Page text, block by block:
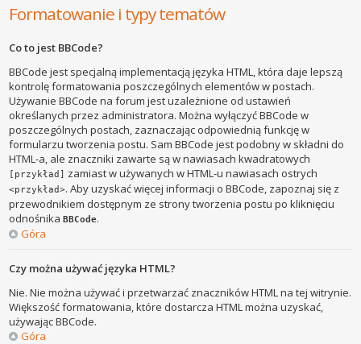
Formatowanie i typy tematów
Co to jest BBCode?
BBCode jest specjalną implementacją języka HTML, która daje lepszą
kontrolę formatowania poszczególnych elementów w postach.
Używanie BBCode na forum jest uzależnione od ustawień
określanych przez administratora. Można wyłączyć BBCode w
poszczególnych postach, zaznaczając odpowiednią funkcję w
formularzu tworzenia postu. Sam BBCode jest podobny w składni do
HTML-a, ale znaczniki zawarte są w nawiasach kwadratowych
[przykład] zamiast w używanych w HTML-u nawiasach ostrych
<przykład>. Aby uzyskać więcej informacji o BBCode, zapoznaj się z
przewodnikiem dostępnym ze strony tworzenia postu po kliknięciu
odnośnikaBBCode.
Góra
Czy można używać języka HTML?
Nie. Nie można używać i przetwarzać znaczników HTML na tej witrynie.
Większość formatowania, które dostarcza HTML można uzyskać,
używając BBCode.
Góra